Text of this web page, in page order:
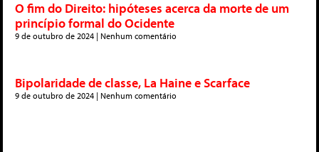
O fim do Direito: hipóteses acerca da morte de um
princípio formal do Ocidente
9 de outubro de 2024 Nenhum comentário
Bipolaridade de classe, La Haine e Scarface
9 de outubro de 2024 Nenhum comentário